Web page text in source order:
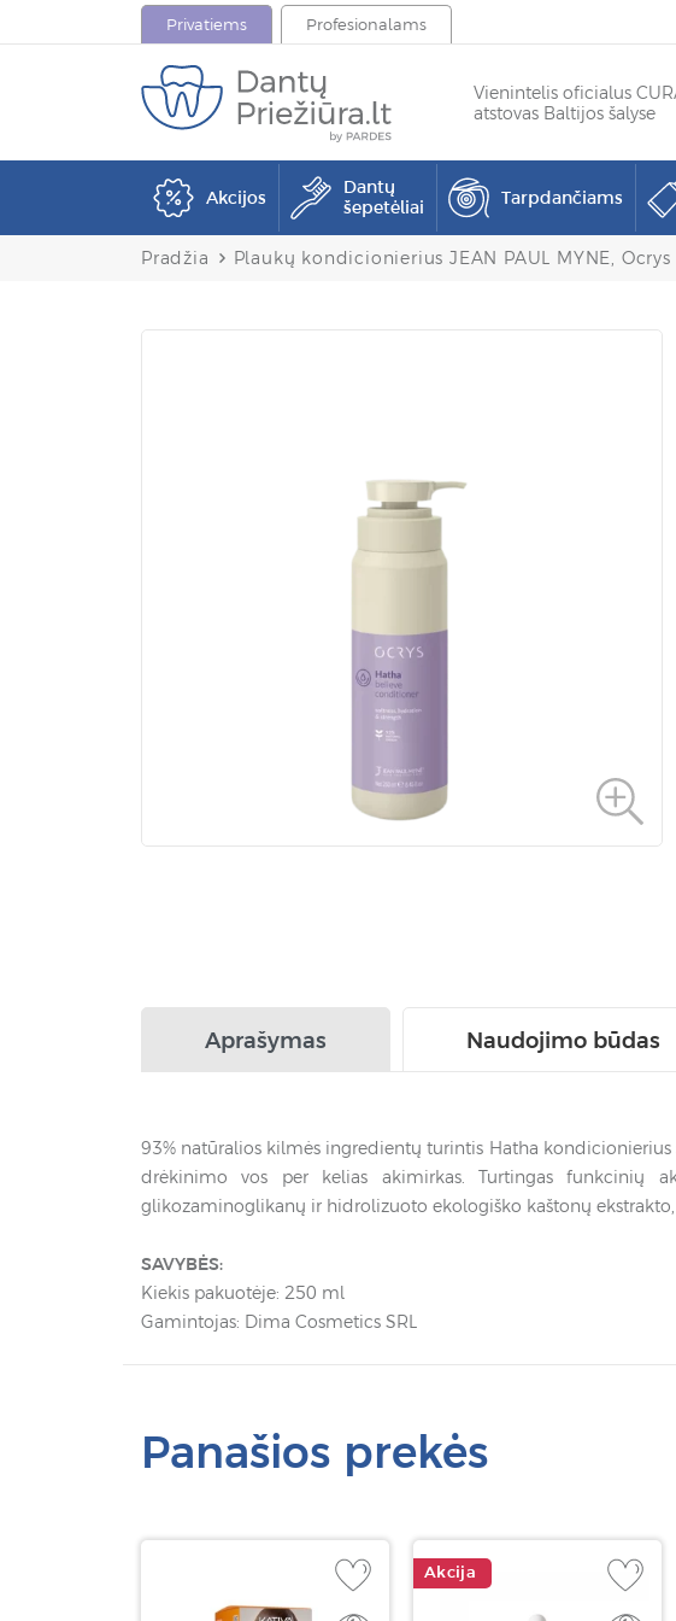
Privatiems Profesionalams
Vienintelis oficialus
atstovas Baltijos šalyse
Akcijos
Dantų
šepetėliai
Tarpdančiams
Pradžia Plaukų kondicionierius JEAN PAUL MYNE,
Aprašymas Naudojimo būdas
93% natūralios kilmės ingredientų turintis Hatha
drėkinimo vos per kelias akimirkas. Turtingas funkcinių
glikozaminoglikanų ir hidrolizuoto ekologiško kaštonų
SAVYBĖS:
Kiekis pakuotėje: 250 ml
Gamintojas: Dima Cosmetics SRL
Panašios prekės
Akcija